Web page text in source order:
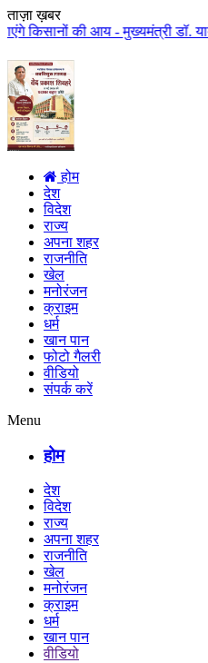
ताज़ा ख़बर
मुख्यमंत्री डॉ. यादव कृषि वर्ष में
होम
देश
विदेश
राज्य
अपना शहर
राजनीति
खेल
मनोरंजन
क्राइम
धर्म
खान पान
फोटो गैलरी
वीडियो
संपर्क करें
Menu
होम
देश
विदेश
राज्य
अपना शहर
राजनीति
खेल
मनोरंजन
क्राइम
धर्म
खान पान
वीडियो